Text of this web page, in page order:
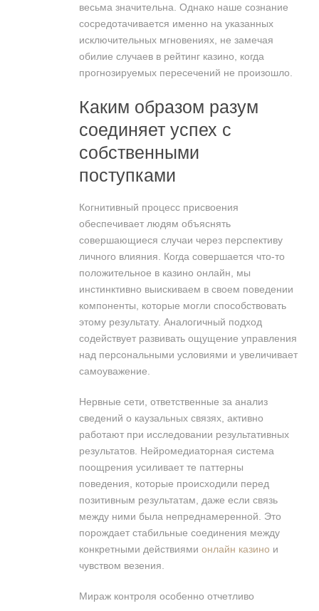
весьма значительна. Однако наше сознание
сосредотачивается именно на указанных
исключительных мгновениях, не замечая
обилие случаев в рейтинг казино, когда
прогнозируемых пересечений не произошло.
Каким образом разум
соединяет успех с
собственными
поступками
Когнитивный процесс присвоения
обеспечивает людям объяснять
совершающиеся случаи через перспективу
личного влияния. Когда совершается что-то
положительное в казино онлайн, мы
инстинктивно выискиваем в своем поведении
компоненты, которые могли способствовать
этому результату. Аналогичный подход
содействует развивать ощущение управления
над персональными условиями и увеличивает
самоуважение.
Нервные сети, ответственные за анализ
сведений о каузальных связях, активно
работают при исследовании результативных
результатов. Нейромедиаторная система
поощрения усиливает те паттерны
поведения, которые происходили перед
позитивным результатам, даже если связь
между ними была непреднамеренной. Это
порождает стабильные соединения между
конкретными действиями онлайн казино и
чувством везения.
Мираж контроля особенно отчетливо